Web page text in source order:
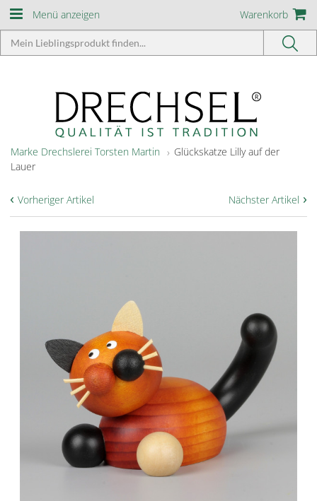
Menü anzeigen Warenkorb
Marke Drechslerei Torsten Martin
Glückskatze Lilly auf der
Lauer
Nächster Artikel ›
‹ Vorheriger Artikel